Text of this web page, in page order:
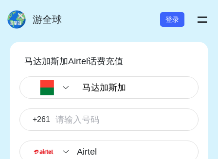
游全球 登录 =
马达加斯加Airtel话费充值
+261
Airtel